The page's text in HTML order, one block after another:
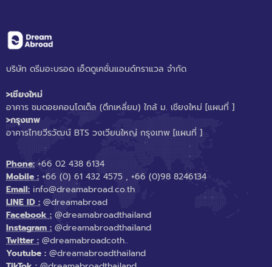
บริษัท ดรีมอะบรอด เอ็ดดูเคชั่นแอนด์ทราแวล จำกัด
>เชียงใหม่
อาคาร ชมดอยคอนโดเต็ล (ตึกเหลี่ยม) ใกล้ ม. เชียงใหม่ [แผนที่ ]
>กรุงเทพ
อาคารไทยวีรวัฒน์ BTS วงเวียนใหญ่ กรุงเทพ [แผนที่ ]
Phone: +66 02 438 6134
Mobile : +66 (0) 61 432 4575 , +66 (0)98 8246134
Email: info@dreamabroad.co.th
LINE ID : @dreamabroad
Facebook : @dreamabroadthailand
Instagram : @dreamabroadthailand
Twitter : @dreamabroadcoth..
Youtube : @dreamabroadthailand